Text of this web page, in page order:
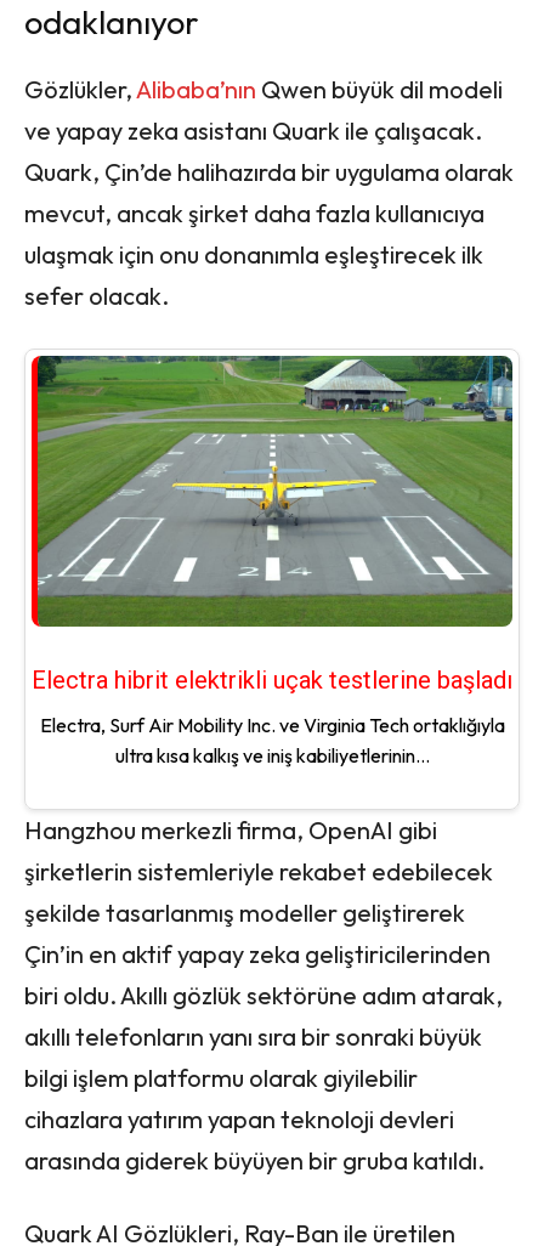
odaklanıyor
Gözlükler,Alibaba’nın Qwen büyük dil modeli
ve yapay zeka asistanı Quark ile çalışacak.
Quark, Çin’de halihazırda bir uygulama olarak
mevcut, ancak şirket daha fazla kullanıcıya
ulaşmak için onu donanımla eşleştirecek ilk
sefer olacak.
Electra hibrit elektrikli uçak testlerine başladı
Electra, Surf Air Mobility Inc. ve Virginia Tech ortaklığıyla
ultra kısa kalkış ve iniş kabiliyetlerinin...
Hangzhou merkezli firma, OpenAI gibi
şirketlerin sistemleriyle rekabet edebilecek
şekilde tasarlanmış modeller geliştirerek
Çin’in en aktif yapay zeka geliştiricilerinden
biri oldu. Akıllı gözlük sektörüne adım atarak,
akıllı telefonların yanı sıra bir sonraki büyük
bilgi işlem platformu olarak giyilebilir
cihazlara yatırım yapan teknoloji devleri
arasında giderek büyüyen bir gruba katıldı.
Quark AI Gözlükleri, Ray-Ban ile üretilen